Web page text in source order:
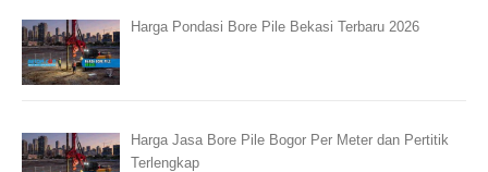
Harga Pondasi Bore Pile Bekasi Terbaru 2026
Harga Jasa Bore Pile Bogor Per Meter dan Pertitik
Terlengkap